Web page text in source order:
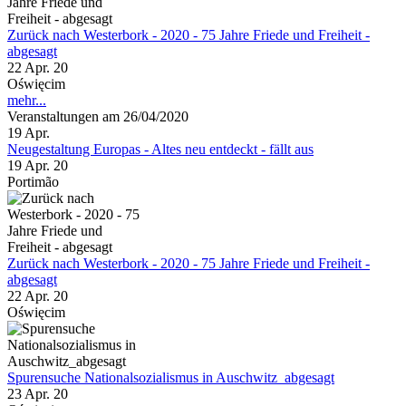
Zurück nach Westerbork - 2020 - 75 Jahre Friede und Freiheit -
abgesagt
22 Apr. 20
Oświęcim
mehr...
Veranstaltungen am 26/04/2020
19 Apr.
Neugestaltung Europas - Altes neu entdeckt - fällt aus
19 Apr. 20
Portimão
Zurück nach Westerbork - 2020 - 75 Jahre Friede und Freiheit -
abgesagt
22 Apr. 20
Oświęcim
Spurensuche Nationalsozialismus in Auschwitz_abgesagt
23 Apr. 20